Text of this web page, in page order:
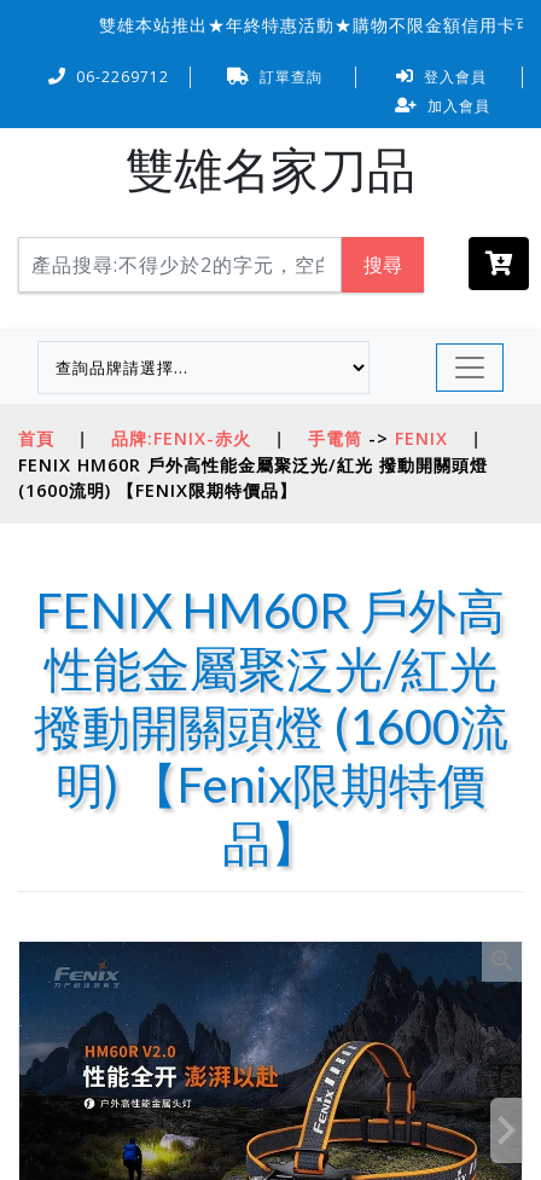
雙雄本站推出★年終特惠活動★購物不限金額信用卡可
06-2269712 訂單查詢
登入會員
加入會員
雙雄名家刀品
搜尋
首頁 | 品牌:FENIX-赤火 | 手電筒 -> FENIX
|
FENIX HM60R 戶外高性能金屬聚泛光/紅光 撥動開關頭燈
(1600流明) 【FENIX限期特價品】
FENIX HM60R 戶外高
性能金屬聚泛光/紅光
撥動開關頭燈 (1600流
明) 【Fenix限期特價
品】